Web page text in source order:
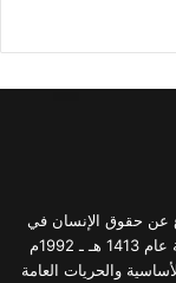
عن حقوق الإنسان في
شبه الجزيرة العربية عام 1413 هـ ـ 1992م
والحريات العامة